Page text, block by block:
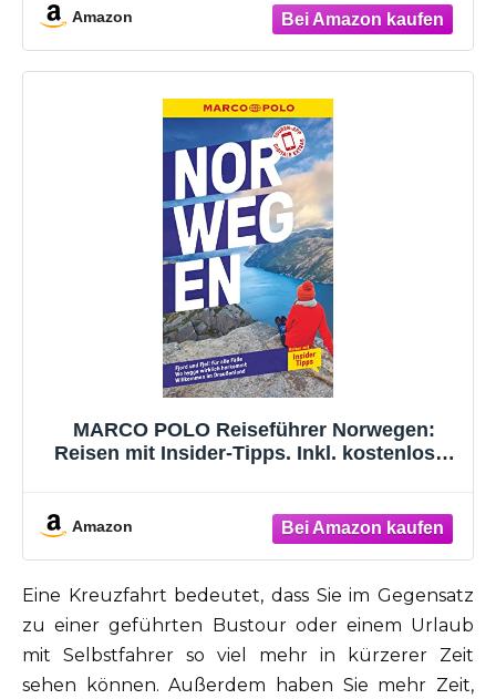
Amazon
MARCO POLO Reiseführer Norwegen:
Reisen mit Insider-Tipps. Inkl. kostenloser
Amazon
Eine Kreuzfahrt bedeutet, dass Sie im Gegensatz
zu einer geführten Bustour oder einem Urlaub
mit Selbstfahrer so viel mehr in kürzerer Zeit
sehen können. Außerdem haben Sie mehr Zeit,